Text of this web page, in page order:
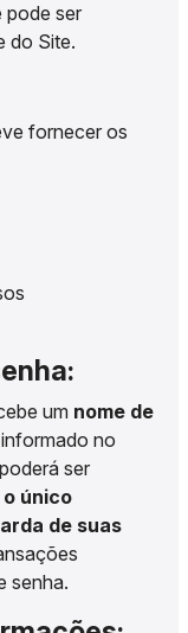
pode ser
do Site.
fornecer os
um nome de
no
ser
o único
de suas
senha.